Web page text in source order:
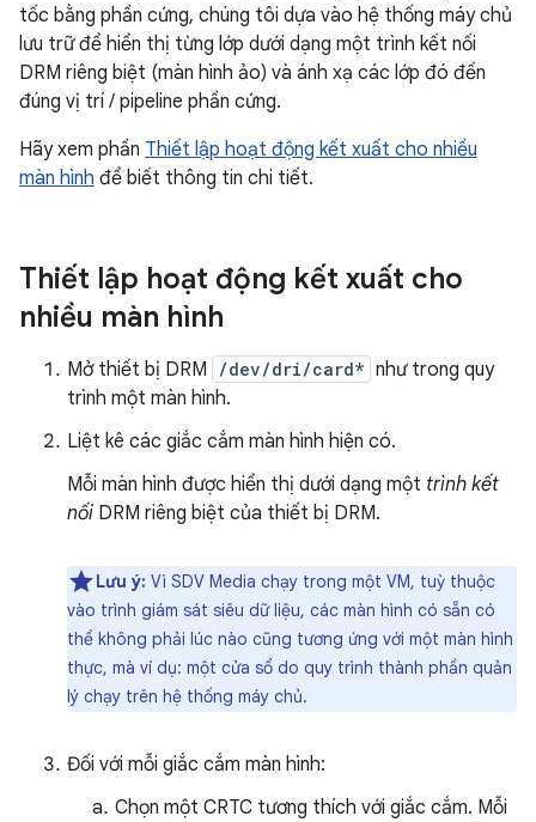
tốc bằng phần cứng, chúng tôi dựa vào hệ thống máy chủ
lưu trữ để hiển thị từng lớp dưới dạng một trình kết nối
DRM riêng biệt (màn hình ảo) và ánh xạ các lớp đó đến
đúng vị trí / pipeline phần cứng.
Hãy xem phần Thiết lập hoạt động kết xuất cho nhiều
màn hình để biết thông tin chi tiết.
Thiết lập hoạt động kết xuất cho
nhiều màn hình
Mở thiết bị DRM /dev/dri/card* như trong quy
trình một màn hình.
Liệt kê các giắc cắm màn hình hiện có.
Mỗi màn hình được hiển thị dưới dạng một trình kết
nối DRM riêng biệt của thiết bị DRM.
Lưu ý: Vì SDV Media chạy trong một VM, tuỳ thuộc
vào trình giám sát siêu dữ liệu, các màn hình có sẵn có
thể không phải lúc nào cũng tương ứng với một màn hình
thực, mà ví dụ: một cửa sổ do quy trình thành phần quản
lý chạy trên hệ thống máy chủ.
Đối với mỗi giắc cắm màn hình:
Chọn một CRTC tương thích với giắc cắm. Mỗi